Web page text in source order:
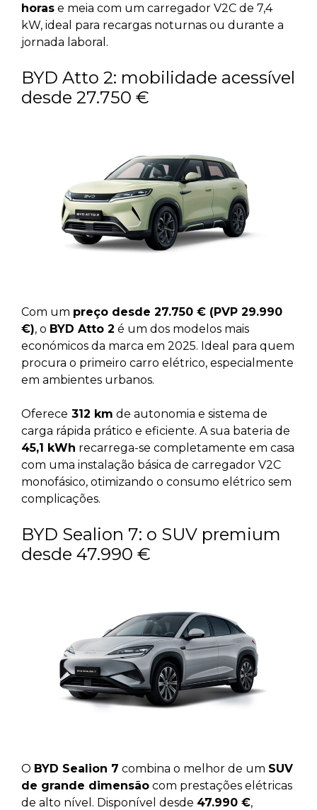
horas e meia com um carregador V2C de 7,4
kW, ideal para recargas noturnas ou durante a
jornada laboral.
BYD Atto 2: mobilidade acessível
desde 27.750 €
Com um preço desde 27.750 € (PVP 29.990
€), o BYD Atto 2 é um dos modelos mais
económicos da marca em 2025. Ideal para quem
procura o primeiro carro elétrico, especialmente
em ambientes urbanos.
Oferece 312 km de autonomia e sistema de
carga rápida prático e eficiente. A sua bateria de
45,1 kWh recarrega-se completamente em casa
com uma instalação básica de carregador V2C
monofásico, otimizando o consumo elétrico sem
complicações.
BYD Sealion 7: o SUV premium
desde 47.990 €
O BYD Sealion 7 combina o melhor de um SUV
de grande dimensão com prestações elétricas
de alto nível. Disponível desde 47.990 €,